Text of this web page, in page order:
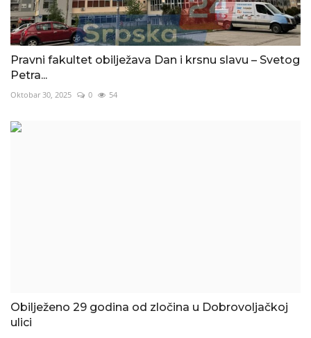
Pravni fakultet obilježava Dan i krsnu slavu – Svetog
Petra...
Oktobar 30, 2025 0 54
Obilježeno 29 godina od zločina u Dobrovoljačkoj
ulici